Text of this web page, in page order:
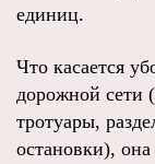
единиц.
Что касается
дорожной сети
тротуары,
остановки),